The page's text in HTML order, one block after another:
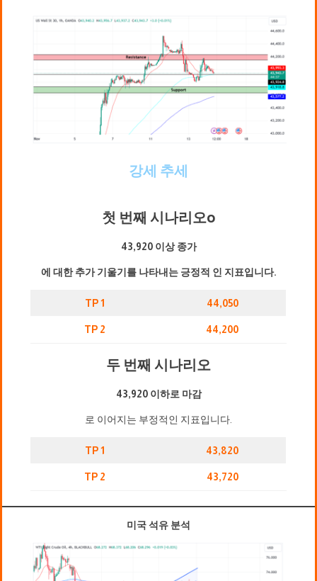
강세 추세
첫 번째 시나리오o
43,920 이상 종가
에 대한 추가 기울기를 나타내는 긍정적 인 지표입니다.
TP 1 44,050
TP 2 44,200
두 번째 시나리오
43,920 이하로 마감
로 이어지는 부정적인 지표입니다.
TP 1 43,820
TP 2 43,720
미국 석유 분석